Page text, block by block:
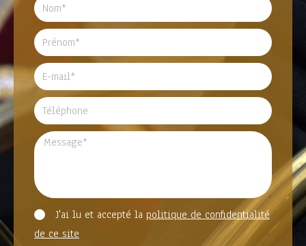
J'ai lu et accepté la politique de confidentialité
de ce site